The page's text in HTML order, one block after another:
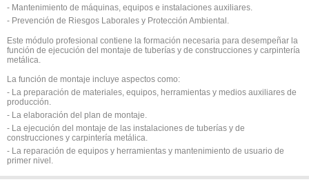
- Mantenimiento de máquinas, equipos e instalaciones auxiliares.
- Prevención de Riesgos Laborales y Protección Ambiental.
Este módulo profesional contiene la formación necesaria para desempeñar la
función de ejecución del montaje de tuberías y de construcciones y carpintería
metálica.
La función de montaje incluye aspectos como:
- La preparación de materiales, equipos, herramientas y medios auxiliares de
producción.
- La elaboración del plan de montaje.
- La ejecución del montaje de las instalaciones de tuberías y de
construcciones y carpintería metálica.
- La reparación de equipos y herramientas y mantenimiento de usuario de
primer nivel.